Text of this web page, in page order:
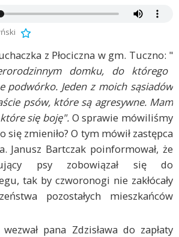
z Płociczna w gm. Tuczno: "
domku, do którego
podwórko. Jeden z moich sąsiadów
psów, które są agresywne. Mam
się boję". O sprawie mówiliśmy
zmieniło? O tym mówił zastępca
Janusz Bartczak poinformował, że
psy zobowiązał się do
tak by czworonogi nie zakłócały
pozostałych mieszkańców
pana Zdzisława do zapłaty